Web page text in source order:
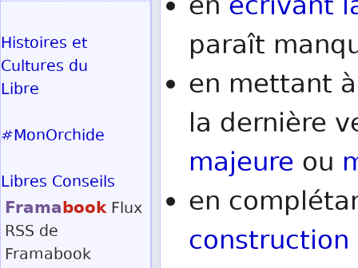
en écrivant
paraît
en mettant
la dernière
majeure ou
en
construction
Histoires et
Cultures du
Libre
#MonOrchide
Libres Conseils
Framabook Flux
RSS de
Framabook